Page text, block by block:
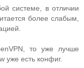
системе, в отличии
более слабым,
то уже лучше
уже есть конфиг.